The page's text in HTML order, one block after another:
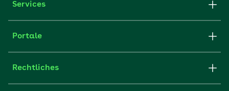
Services
Portale
Rechtliches